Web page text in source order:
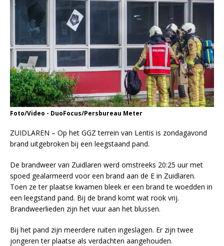
Foto/Video - DuoFocus/Persbureau Meter
ZUIDLAREN – Op het GGZ terrein van Lentis is zondagavond
brand uitgebroken bij een leegstaand pand.
De brandweer van Zuidlaren werd omstreeks 20:25 uur met
spoed gealarmeerd voor een brand aan de E in Zuidlaren.
Toen ze ter plaatse kwamen bleek er een brand te woedden in
een leegstand pand. Bij de brand komt wat rook vrij.
Brandweerlieden zijn het vuur aan het blussen.
Bij het pand zijn meerdere ruiten ingeslagen. Er zijn twee
jongeren ter plaatse als verdachten aangehouden.